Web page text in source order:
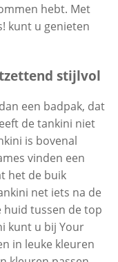
hebt. Met
kunt u genieten
stijlvol
een badpak, dat
de tankini niet
is bovenal
vinden een
het de buik
net iets na de
huid tussen de top
kunt u bij Your
in leuke kleuren